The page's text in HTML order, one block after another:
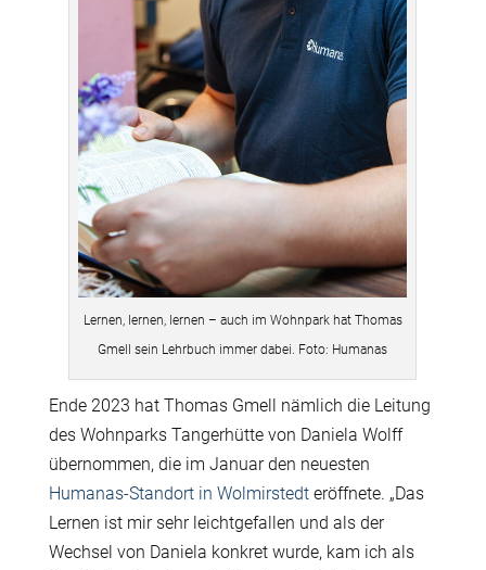
Lernen, lernen, lernen – auch im Wohnpark hat Thomas
Gmell sein Lehrbuch immer dabei. Foto: Humanas
Ende 2023 hat Thomas Gmell nämlich die Leitung
des Wohnparks Tangerhütte von Daniela Wolff
übernommen, die im Januar den neuesten
Humanas-Standort in Wolmirstedteröffnete. „Das
Lernen ist mir sehr leichtgefallen und als der
Wechsel von Daniela konkret wurde, kam ich als